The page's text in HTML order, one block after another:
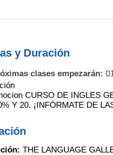
y Duración
clases empezarán:
Y 20. ¡INFÓRMATE DE
THE LANGUAGE